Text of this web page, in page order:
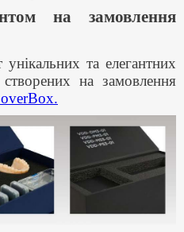
на замовлення
та елегантних
на замовлення